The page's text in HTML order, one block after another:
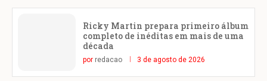
Ricky Martin prepara primeiro álbum
completo de inéditas em mais de uma
década
por redacao 3 de agosto de 2026